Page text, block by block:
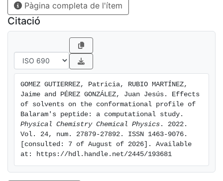
structures in DMSO and MeOH. Finally, the peptide
does not exhibit a preferred conformation in water,
although significant populations of helical and beta-
hairpin conformations are available. The present
results underline the role of solvents in the
conformational profile of a peptide and it is an
computational methods and spectroscopy studies
Pàgina completa de l'ítem
Citació
GOMEZ GUTIERREZ, Patricia, RUBIO MARTÍNEZ,
Jaime and PÉREZ GONZÁLEZ, Juan Jesús. Effects
of solvents on the conformational profile of
Physical Chemistry Chemical Physics . 2022.
Vol. 24, num. 27879-27892. ISSN 1463-9076.
[consulted: 7 of August of 2026]. Available
at: https://hdl.handle.net/2445/193681